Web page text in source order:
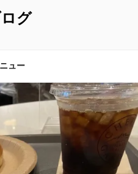
グ
ュー